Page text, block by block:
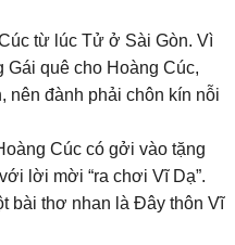
từ lúc Tử ở Sài Gòn. Vì
Gái quê cho Hoàng Cúc,
nên đành phải chôn kín nỗi
Cúc có gởi vào tặng
lời mời “ra chơi Vĩ Dạ”.
bài thơ nhan là Đây thôn Vĩ